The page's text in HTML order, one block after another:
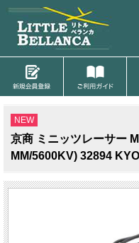
NEW
京商 ミニッツレーサー
MM/5600KV) 32894